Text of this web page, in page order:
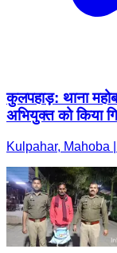
कुलपहाड़: थाना
अभियुक्त को किया
Kulpahar, Mahoba